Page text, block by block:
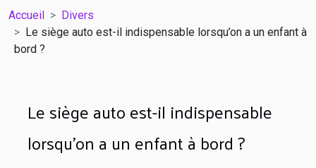
Accueil
Divers
Le siège auto est-il indispensable lorsqu’on a un enfant à
bord ?
Le siège auto est-il indispensable
lorsqu’on a un enfant à bord ?